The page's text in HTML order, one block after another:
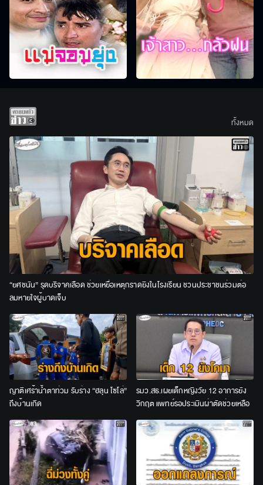
“ยศชนัน” รุดบริจาคเลือด ช่วยเหยื่อเหตุกราดยิงในโรงเรียน ชวนประชาชนร่วมต่อ
ลมหายใจผู้บาดเจ็บ
ญาติเศร้าน้ำตาท่วม รับร่าง “ฮลุน โซโล่”
ถึงบ้านเกิด
รมว.สธ.เผยเด็กหญิงวัย 12 อาการยัง
วิกฤต แพทย์รอประเมินผ่าตัดช่วยเหลือ
ทั้งหมด